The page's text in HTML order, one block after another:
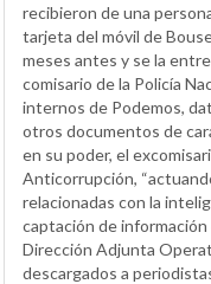
recibieron de una
tarjeta del móvil de
meses antes y se la
comisario de la Policía
internos de Podemos,
otros documentos de
en su poder, el
Anticorrupción,
relacionadas con la
captación de
Dirección Adjunta
descargados a